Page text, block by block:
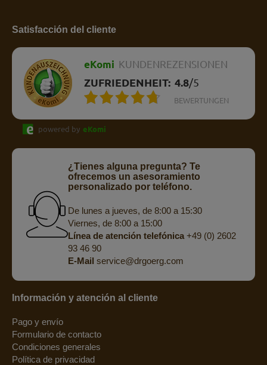
Satisfacción del cliente
eKomi KUNDENREZENSIONEN
ZUFRIEDENHEIT: 4.8/5
BEWERTUNGEN
powered by eKomi
¿Tienes alguna pregunta? Te
ofrecemos un asesoramiento
personalizado por teléfono.
De lunes a jueves, de 8:00 a 15:30
Viernes, de 8:00 a 15:00
Línea de atención telefónica+49 (0) 2602
93 46 90
E-Mail service@drgoerg.com
Información y atención al cliente
Pago y envío
Formulario de contacto
Condiciones generales
Política de privacidad